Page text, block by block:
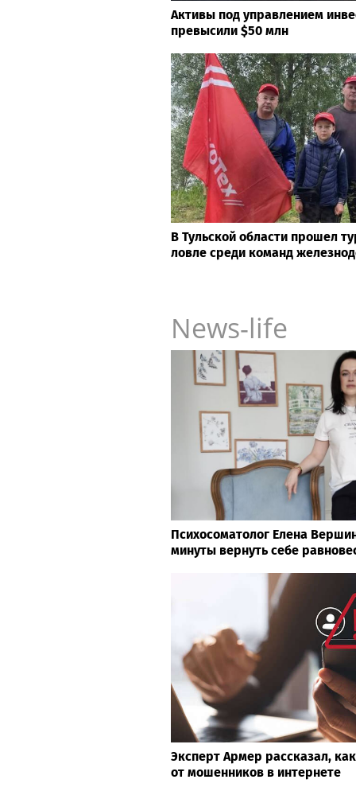
Активы под управлением
превысили $50 млн
В Тульской области прошел
ловле среди команд
News-life
Психосоматолог Елена
минуты вернуть себе
Эксперт Армер рассказал,
от мошенников в интернете